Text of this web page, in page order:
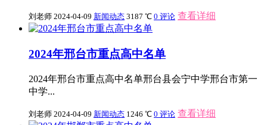
刘老师 2024-04-09 新闻动态 3187 ℃ 0 评论 查看详细
2024年邢台市重点高中名单
2024年邢台市重点高中名单邢台县会宁中学邢台市第一
中学...
刘老师 2024-04-09 新闻动态 1246 ℃ 0 评论 查看详细